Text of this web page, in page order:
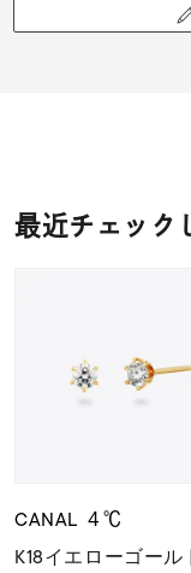
最近チェック
CANAL ４℃
K18イエローゴール